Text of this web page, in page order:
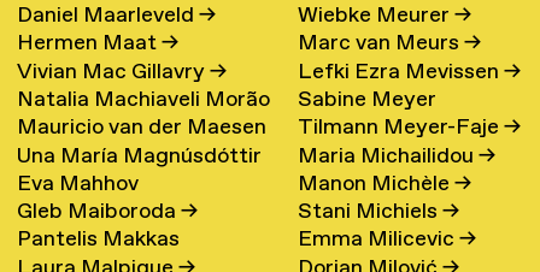
Daniel Maarleveld→
Hermen Maat→
Vivian Mac Gillavry→
Natalia Machiaveli Morão
de Oliveira→
Mauricio van der Maesen
de Sombreff→
Una María Magnúsdóttir
→
Eva Mahhov
Gleb Maiboroda→
Pantelis Makkas
Wiebke Meurer→
Marc van Meurs→
Lefki Ezra Mevissen→
Sabine Meyer
Tilmann Meyer-Faje→
Maria Michailidou→
Manon Michèle→
Stani Michiels→
Emma Milicevic→